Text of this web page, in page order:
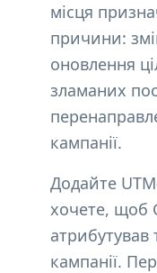
місця
причини:
оновлення
зламаних
кампанії.
Додайте
хочете, щоб
атрибутував
кампанії.